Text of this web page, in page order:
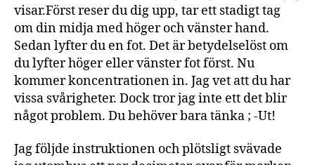
visar.Först reser du dig upp, tar ett stadigt tag
om din midja med höger och vänster hand.
Sedan lyfter du en fot. Det är betydelselöst om
du lyfter höger eller vänster fot först. Nu
kommer koncentrationen in. Jag vet att du har
vissa svårigheter. Dock tror jag inte ett det blir
något problem. Du behöver bara tänka ; -Ut!
Jag följde instruktionen och plötsligt svävade